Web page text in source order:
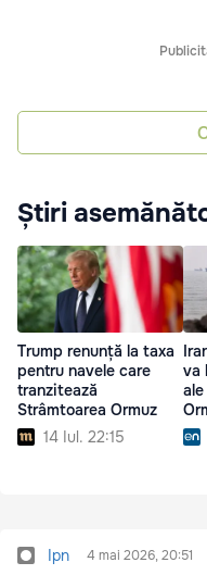
Știri
Trump renunță la taxa
pentru navele care
tranzitează
Strâmtoarea Ormuz
14 Iul. 22:15
va
Ipn 4 mai 2026, 20:51